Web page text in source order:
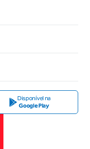
Disponível na
Google Play